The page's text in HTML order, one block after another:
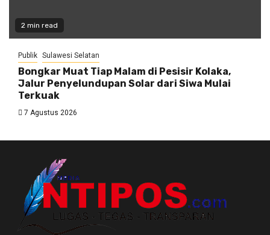
2 min read
Publik Sulawesi Selatan
Bongkar Muat Tiap Malam di Pesisir Kolaka,
Jalur Penyelundupan Solar dari Siwa Mulai
Terkuak
7 Agustus 2026